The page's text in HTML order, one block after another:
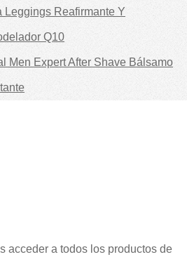
Leggings Reafirmante Y
Q10
Men Expert After Shave Bálsamo
acceder a todos los productos de